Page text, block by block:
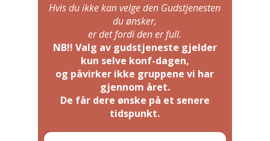
Hvis du ikke kan velge den Gudstjenesten
du ønsker,
er det fordi den er full.
NB!! Valg av gudstjeneste gjelder
kun selve konf-dagen,
og påvirker ikke gruppene vi har
gjennom året.
De får dere ønske på et senere
tidspunkt.